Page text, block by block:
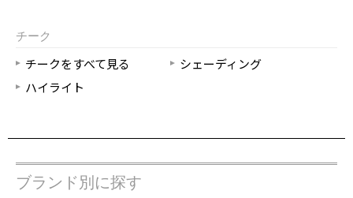
チーク
チークをすべて見る
シェーディング
ハイライト
ブランド別に探す